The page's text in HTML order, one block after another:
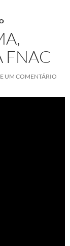
FNAC
UM COMENTÁRIO